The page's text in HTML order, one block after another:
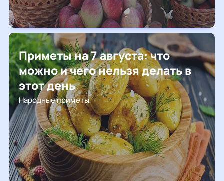
Приметы на 7 августа: что
можно и чего нельзя делать в
этот день
Народные приметы